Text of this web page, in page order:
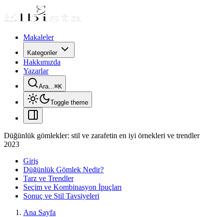
Makaleler
Kategoriler
Hakkımızda
Yazarlar
Ara...⌘K
Toggle theme
Düğünlük gömlekler: stil ve zarafetin en iyi örnekleri ve trendler
2023
Giriş
Düğünlük Gömlek Nedir?
Tarz ve Trendler
Seçim ve Kombinasyon İpuçları
Sonuç ve Stil Tavsiyeleri
Ana Sayfa